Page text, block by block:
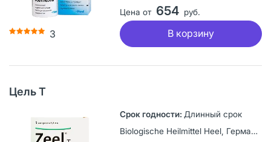
3
Цена от 654 руб.
В корзину
Цель Т
Длинный срок
Biologische Heilmittel Heel, Германия